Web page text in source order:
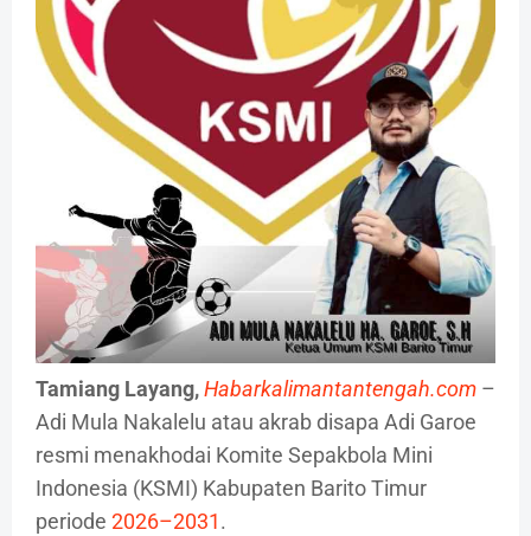
Tamiang Layang,Habarkalimantantengah.com –
Adi Mula Nakalelu atau akrab disapa Adi Garoe
resmi menakhodai Komite Sepakbola Mini
Indonesia (KSMI) Kabupaten Barito Timur
periode 2026–2031.